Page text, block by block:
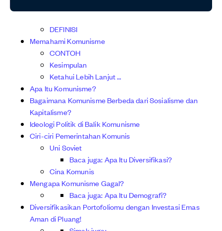
DEFINISI
Memahami Komunisme
CONTOH
Kesimpulan
Ketahui Lebih Lanjut …
Apa Itu Komunisme?
Bagaimana Komunisme Berbeda dari Sosialisme dan
Kapitalisme?
Ideologi Politik di Balik Komunisme
Ciri-ciri Pemerintahan Komunis
Uni Soviet
Baca juga: Apa Itu Diversifikasi?
Cina Komunis
Mengapa Komunisme Gagal?
Baca juga: Apa Itu Demografi?
Diversifikasikan Portofoliomu dengan Investasi Emas
Aman di Pluang!